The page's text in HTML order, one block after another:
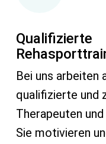
Qualifizierte
Bei uns arbeiten
qualifizierte und
Therapeuten
Sie motivieren